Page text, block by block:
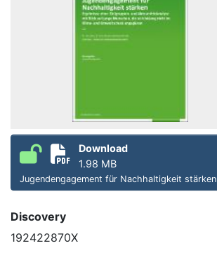
Download
1.98 MB
Jugendengagement für Nachhaltigkeit stärken
Discovery
192422870X